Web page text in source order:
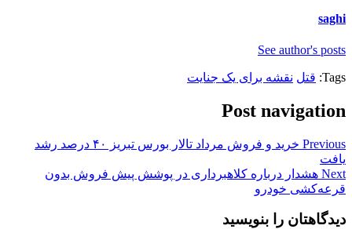
saghi
See author's posts
Tags: قتل نقشه برای یک جنایت
Post navigation
Previous
خرید و فروش مرداد تالار بورس تبریز ۴۰ درصد رشد
یافت
Next هشدار درباره کلاهبرداری در پوشش پیش فروش بدون
قرعه‌کشی خودرو
دیدگاهتان را بنویسید